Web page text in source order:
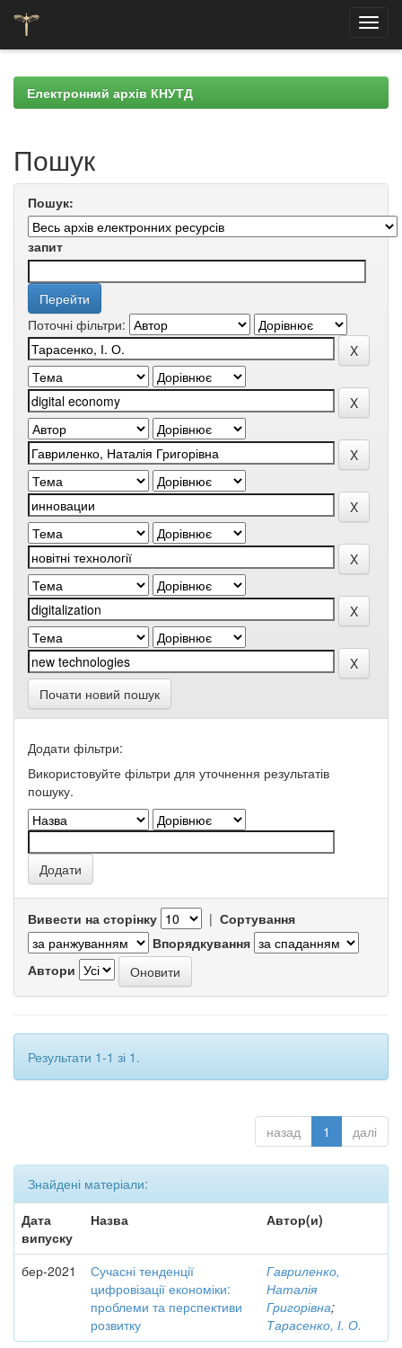
navigationЕлектронний архів КНУТД
Пошук
Пошук:
запит
Поточні фільтри:
Почати новий пошук
Додати фільтри:
Використовуйте фільтри для уточнення результатів
пошуку.
Вивести на сторінку | Сортування
Впорядкування
Автори
Результати 1-1 зі 1.
назад 1 далі
Знайдені матеріали:
Дата
випуску
Назва Автор(и)
бер-2021
Сучасні тенденції
цифровізації економіки:
проблеми та перспективи
розвитку
Гавриленко,
Наталія
Григорівна;
Тарасенко, І. О.